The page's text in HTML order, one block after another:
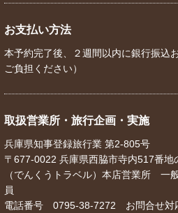
お支払い方法
本予約完了後、２週間以内に銀行振込
ご負担ください）
取扱営業所・旅行企画・実施
兵庫県知事登録旅行業 第2-805号
〒677-0022 兵庫県西脇市寺内517番
（でんくうトラベル）本店営業所 一
員
電話番号 0795-38-7272 お問合せ対